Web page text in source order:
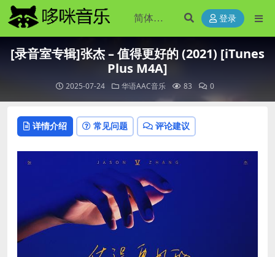
登录
[录音室专辑]张杰 – 值得更好的 (2021) [iTunes
Plus M4A]
2025-07-24 华语AAC音乐 83 0
详情介绍 常见问题 评论建议